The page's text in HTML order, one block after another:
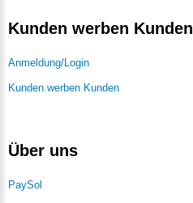
Kunden werben Kunden
Anmeldung/Login
Kunden werben Kunden
Über uns
PaySol